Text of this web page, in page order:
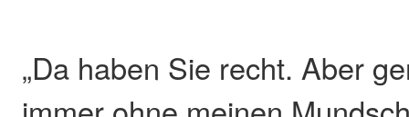
„Da haben Sie recht. Aber